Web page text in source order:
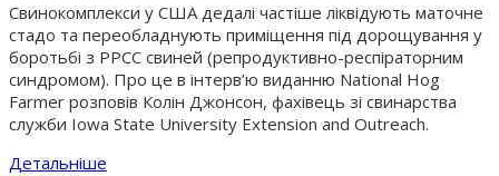
Свинокомплекси у США дедалі частіше ліквідують маточне
стадо та переобладнують приміщення під дорощування у
боротьбі з РРСС свиней (репродуктивно-респіраторним
синдромом). Про це в інтерв’ю виданню National Hog
Farmer розповів Колін Джонсон, фахівець зі свинарства
служби Iowa State University Extension and Outreach.
Детальніше